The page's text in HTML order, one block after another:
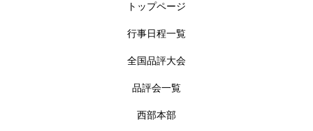
トップページ
行事日程一覧
全国品評大会
品評会一覧
西部本部